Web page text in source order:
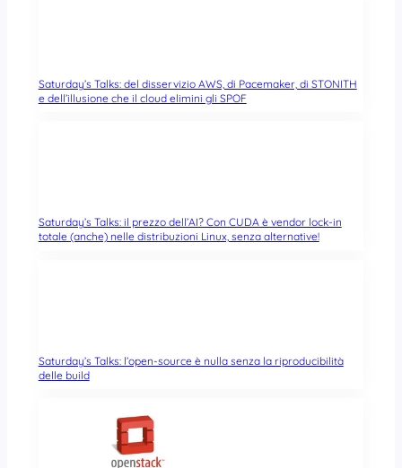
Saturday’s Talks: del disservizio AWS, di Pacemaker, di STONITH
e dell’illusione che il cloud elimini gli SPOF
Saturday’s Talks: il prezzo dell’AI? Con CUDA è vendor lock-in
totale (anche) nelle distribuzioni Linux, senza alternative!
Saturday’s Talks: l’open-source è nulla senza la riproducibilità
delle build